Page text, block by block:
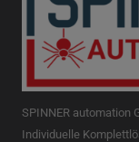
SPINNER automation
Individuelle